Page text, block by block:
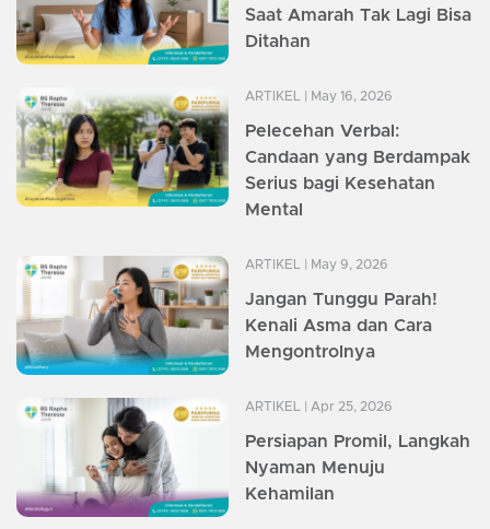
Saat Amarah Tak Lagi Bisa
Ditahan
ARTIKEL | May 16, 2026
Pelecehan Verbal:
Candaan yang Berdampak
Serius bagi Kesehatan
Mental
ARTIKEL | May 9, 2026
Jangan Tunggu Parah!
Kenali Asma dan Cara
Mengontrolnya
ARTIKEL | Apr 25, 2026
Persiapan Promil, Langkah
Nyaman Menuju
Kehamilan